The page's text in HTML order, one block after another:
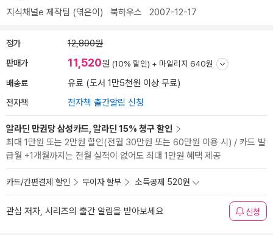
지식채널e 제작팀 (엮은이) 북하우스 2007-12-17
정가 12,800원
판매가 11,520원 (10% 할인) + 마일리지 640원
배송료 유료 (도서 1만5천원 이상 무료)
전자책 전자책 출간알림 신청
알라딘 만권당 삼성카드, 알라딘 15% 청구 할인
최대 1만원 또는 2만원 할인(전월 30만원 또는 60만원 이용 시) / 카드 발
급월 +1개월까지는 전월 실적이 없어도 최대 1만원 혜택 제공
카드/간편결제 할인 무이자 할부 소득공제 520원
관심 저자, 시리즈의 출간 알림을 받아보세요 신청